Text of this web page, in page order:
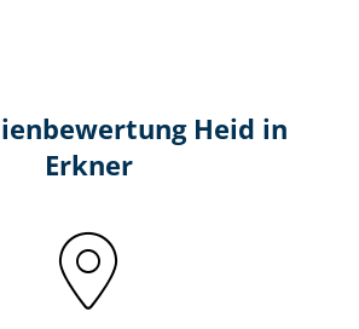
Heid in
Erkner